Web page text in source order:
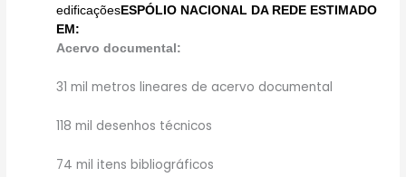
edificações ESPÓLIO NACIONAL DA REDE ESTIMADO
EM:
Acervo documental:
31 mil metros lineares de acervo documental
118 mil desenhos técnicos
74 mil itens bibliográficos